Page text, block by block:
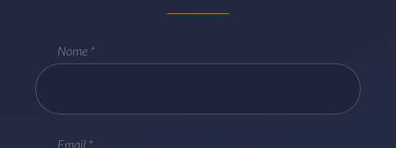
Curitiba/PR CEP
Nome
Email